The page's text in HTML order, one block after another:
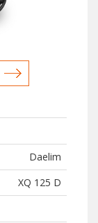
Daelim
XQ 125 D